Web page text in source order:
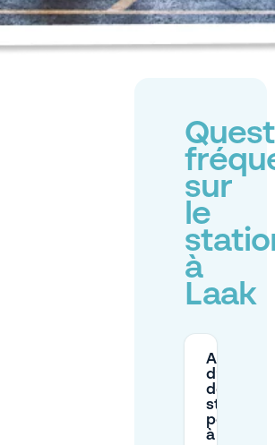
sur
le
à
Laak
Ai-je
d’un
de
pour me
à Laak ?